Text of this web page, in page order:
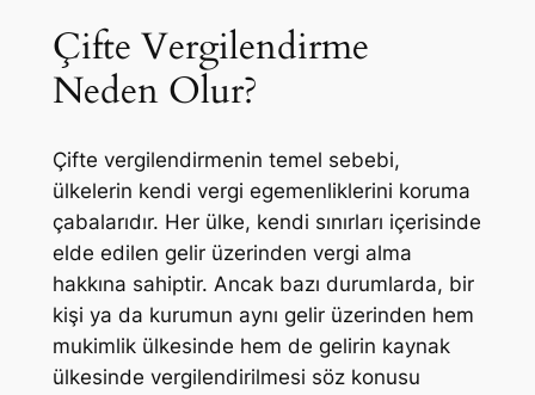
Çifte Vergilendirme
Neden Olur?
Çifte vergilendirmenin temel sebebi,
ülkelerin kendi vergi egemenliklerini koruma
çabalarıdır. Her ülke, kendi sınırları içerisinde
elde edilen gelir üzerinden vergi alma
hakkına sahiptir. Ancak bazı durumlarda, bir
kişi ya da kurumun aynı gelir üzerinden hem
mukimlik ülkesinde hem de gelirin kaynak
ülkesinde vergilendirilmesi söz konusu